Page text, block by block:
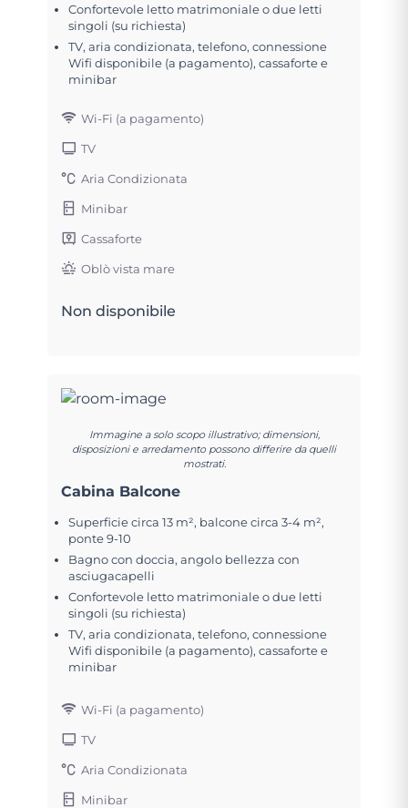
Confortevole letto matrimoniale o due letti
singoli (su richiesta)
TV, aria condizionata, telefono, connessione
Wifi disponibile (a pagamento), cassaforte e
minibar
Wi-Fi (a pagamento)
TV
Aria Condizionata
Minibar
Cassaforte
Oblò vista mare
Non disponibile
Immagine a solo scopo illustrativo; dimensioni,
disposizioni e arredamento possono differire da quelli
mostrati.
Cabina Balcone
Superficie circa 13 m², balcone circa 3-4 m²,
ponte 9-10
Bagno con doccia, angolo bellezza con
asciugacapelli
Confortevole letto matrimoniale o due letti
singoli (su richiesta)
TV, aria condizionata, telefono, connessione
Wifi disponibile (a pagamento), cassaforte e
minibar
Wi-Fi (a pagamento)
TV
Aria Condizionata
Minibar